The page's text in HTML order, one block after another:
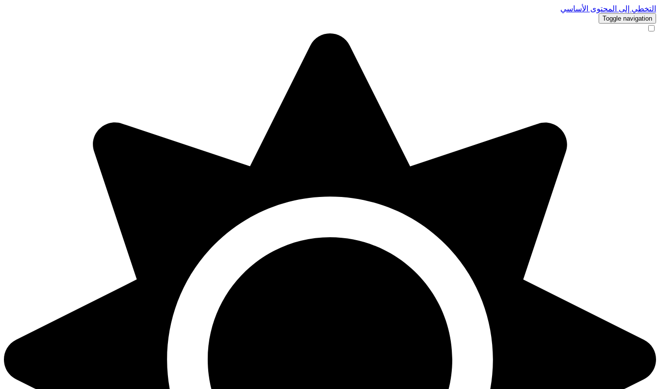
التخطي إلى المحتوى الأساسي
Toggle navigation